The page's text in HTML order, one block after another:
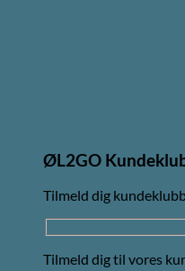
ØL2GO
Tilmeld dig
Tilmeld dig til vores